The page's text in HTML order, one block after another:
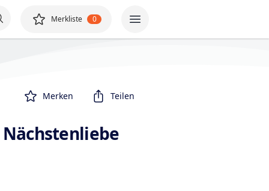
Merkliste 0
Merken Teilen